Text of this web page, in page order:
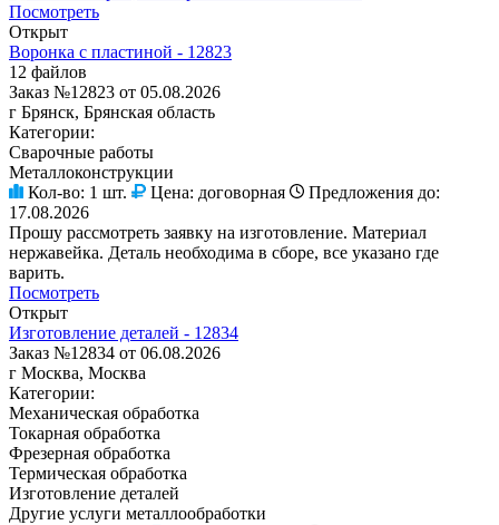
Посмотреть
Открыт
Воронка с пластиной - 12823
12 файлов
Заказ №12823 от 05.08.2026
г Брянск, Брянская область
Категории:
Сварочные работы
Металлоконструкции
Кол-во: 1 шт. Цена: договорная
Предложения до:
17.08.2026
Прошу рассмотреть заявку на изготовление. Материал
нержавейка. Деталь необходима в сборе, все указано где
варить.
Посмотреть
Открыт
Изготовление деталей - 12834
Заказ №12834 от 06.08.2026
г Москва, Москва
Категории:
Механическая обработка
Токарная обработка
Фрезерная обработка
Термическая обработка
Изготовление деталей
Другие услуги металлообработки